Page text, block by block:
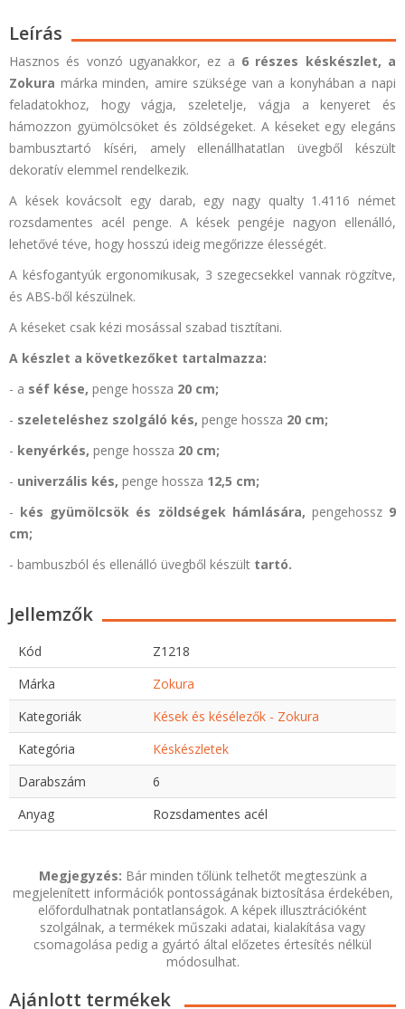
Leírás
Hasznos és vonzó ugyanakkor, ez a 6 részes késkészlet, a
Zokura márka minden, amire szüksége van a konyhában a napi
feladatokhoz, hogy vágja, szeletelje, vágja a kenyeret és
hámozzon gyümölcsöket és zöldségeket. A késeket egy elegáns
bambusztartó kíséri, amely ellenállhatatlan üvegből készült
dekoratív elemmel rendelkezik.
A kések kovácsolt egy darab, egy nagy qualty 1.4116 német
rozsdamentes acél penge. A kések pengéje nagyon ellenálló,
lehetővé téve, hogy hosszú ideig megőrizze élességét.
A késfogantyúk ergonomikusak, 3 szegecsekkel vannak rögzítve,
és ABS-ből készülnek.
A késeket csak kézi mosással szabad tisztítani.
A készlet a következőket tartalmazza:
- a séf kése, penge hossza 20 cm;
- szeleteléshez szolgáló kés, penge hossza 20 cm;
- kenyérkés, penge hossza 20 cm;
- univerzális kés, penge hossza 12,5 cm;
- kés gyümölcsök és zöldségek hámlására, pengehossz 9
cm;
- bambuszból és ellenálló üvegből készült tartó.
Jellemzők
Kód
Z1218
Márka
Zokura
Kategoriák
Kések és késélezők - Zokura
Kategória
Késkészletek
Darabszám
6
Anyag
Rozsdamentes acél
Megjegyzés: Bár minden tőlünk telhetőt megteszünk a
megjelenített információk pontosságának biztosítása érdekében,
előfordulhatnak pontatlanságok. A képek illusztrációként
szolgálnak, a termékek műszaki adatai, kialakítása vagy
csomagolása pedig a gyártó által előzetes értesítés nélkül
módosulhat.
Ajánlott termékek